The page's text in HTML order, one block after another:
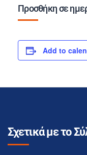
Προσθήκη σε
Add to
Σχετικά με το